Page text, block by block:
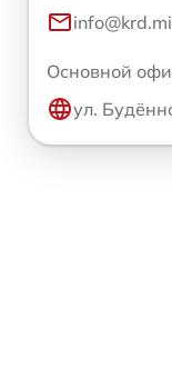
Основной
ул.